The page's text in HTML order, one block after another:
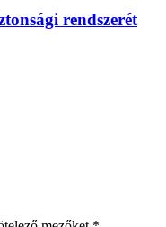
rendszerét